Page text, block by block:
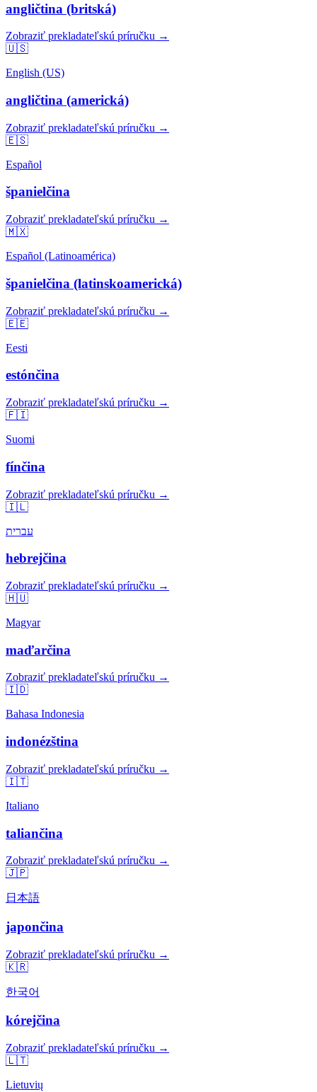
angličtina (britská)
Zobraziť prekladateľskú príručku →
🇺🇸
English (US)
angličtina (americká)
Zobraziť prekladateľskú príručku →
🇪🇸
Español
španielčina
Zobraziť prekladateľskú príručku →
🇲🇽
Español (Latinoamérica)
španielčina (latinskoamerická)
Zobraziť prekladateľskú príručku →
🇪🇪
Eesti
estónčina
Zobraziť prekladateľskú príručku →
🇫🇮
Suomi
fínčina
Zobraziť prekladateľskú príručku →
🇮🇱
עברית
hebrejčina
Zobraziť prekladateľskú príručku →
🇭🇺
Magyar
maďarčina
Zobraziť prekladateľskú príručku →
🇮🇩
Bahasa Indonesia
indonézština
Zobraziť prekladateľskú príručku →
🇮🇹
Italiano
taliančina
Zobraziť prekladateľskú príručku →
🇯🇵
日本語
japončina
Zobraziť prekladateľskú príručku →
🇰🇷
한국어
kórejčina
Zobraziť prekladateľskú príručku →
🇱🇹
Lietuvių